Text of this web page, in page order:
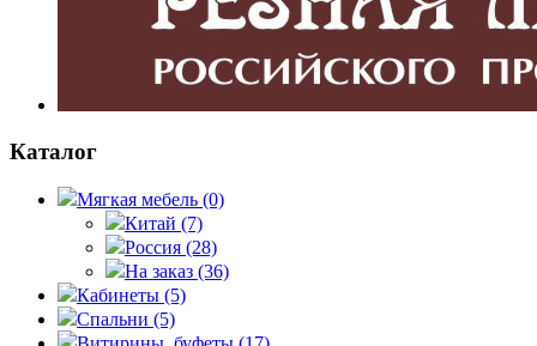
Каталог
Мягкая мебель (0)
Китай (7)
Россия (28)
На заказ (36)
Кабинеты (5)
Спальни (5)